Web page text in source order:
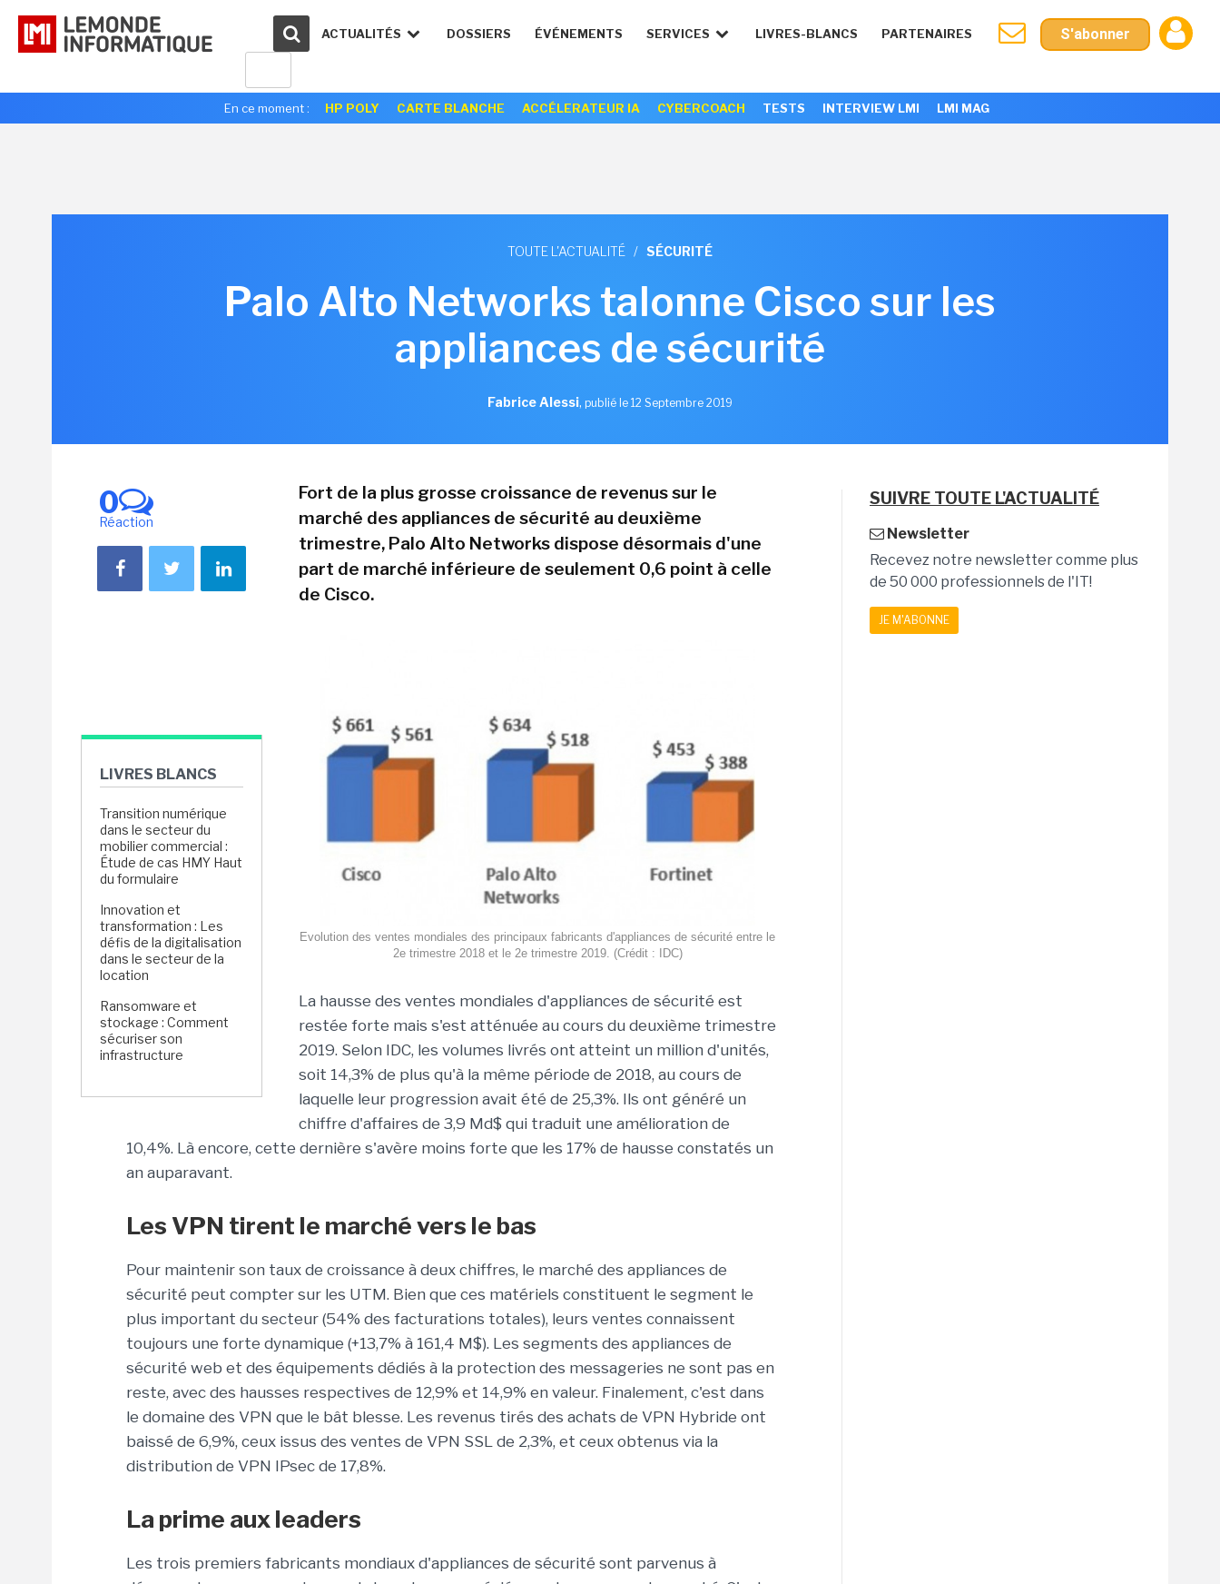
ACTUALITÉS DOSSIERS ÉVÉNEMENTS SERVICES LIVRES-BLANCS PARTENAIRES S'abonner
En ce moment : HP POLY CARTE BLANCHE ACCÉLERATEUR IA CYBERCOACH TESTS INTERVIEW LMI LMI MAG
TOUTE L'ACTUALITÉ / SÉCURITÉ
Palo Alto Networks talonne Cisco sur les
appliances de sécurité
Fabrice Alessi, publié le 12 Septembre 2019
0
Réaction
LIVRES BLANCS
Transition numérique
dans le secteur du
mobilier commercial :
Étude de cas HMY Haut
du formulaire
Innovation et
transformation : Les
défis de la digitalisation
dans le secteur de la
location
Ransomware et
stockage : Comment
sécuriser son
infrastructure
Fort de la plus grosse croissance de revenus sur le
marché des appliances de sécurité au deuxième
trimestre, Palo Alto Networks dispose désormais d'une
part de marché inférieure de seulement 0,6 point à celle
de Cisco.
Evolution des ventes mondiales des principaux fabricants d'appliances de sécurité entre le
2e trimestre 2018 et le 2e trimestre 2019. (Crédit : IDC)
La hausse des ventes mondiales d'appliances de sécurité est
restée forte mais s'est atténuée au cours du deuxième trimestre
2019. Selon IDC, les volumes livrés ont atteint un million d'unités,
soit 14,3% de plus qu'à la même période de 2018, au cours de
laquelle leur progression avait été de 25,3%. Ils ont généré un
chiffre d'affaires de 3,9 Md$ qui traduit une amélioration de
10,4%. Là encore, cette dernière s'avère moins forte que les 17% de hausse constatés un
an auparavant.
Les VPN tirent le marché vers le bas
Pour maintenir son taux de croissance à deux chiffres, le marché des appliances de
sécurité peut compter sur les UTM. Bien que ces matériels constituent le segment le
plus important du secteur (54% des facturations totales), leurs ventes connaissent
toujours une forte dynamique (+13,7% à 161,4 M$). Les segments des appliances de
sécurité web et des équipements dédiés à la protection des messageries ne sont pas en
reste, avec des hausses respectives de 12,9% et 14,9% en valeur. Finalement, c'est dans
le domaine des VPN que le bât blesse. Les revenus tirés des achats de VPN Hybride ont
baissé de 6,9%, ceux issus des ventes de VPN SSL de 2,3%, et ceux obtenus via la
distribution de VPN IPsec de 17,8%.
La prime aux leaders
Les trois premiers fabricants mondiaux d'appliances de sécurité sont parvenus à
SUIVRE TOUTE L'ACTUALITÉ
Newsletter
Recevez notre newsletter comme plus
de 50 000 professionnels de l'IT!
JE M'ABONNE